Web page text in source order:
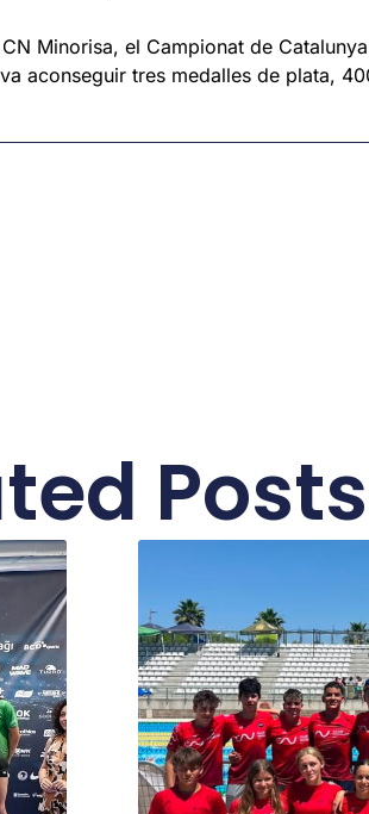
Minorisa, el Campionat de
aconseguir tres medalles de plata,
Posts